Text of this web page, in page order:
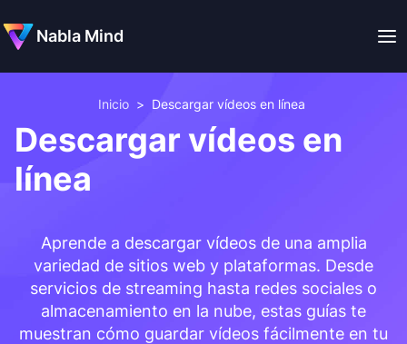
Nabla Mind
Inicio > Descargar vídeos en línea
Descargar vídeos en
línea
Aprende a descargar vídeos de una amplia
variedad de sitios web y plataformas. Desde
servicios de streaming hasta redes sociales o
almacenamiento en la nube, estas guías te
muestran cómo guardar vídeos fácilmente en tu